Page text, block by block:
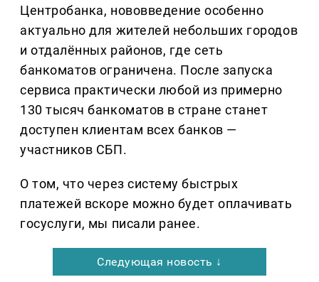
Центробанка, нововведение особенно
актуально для жителей небольших городов
и отдалённых районов, где сеть
банкоматов ограничена. После запуска
сервиса практически любой из примерно
130 тысяч банкоматов в стране станет
доступен клиентам всех банков —
участников СБП.
О том, что через систему быстрых
платежей вскоре можно будет оплачивать
госуслуги, мы писали ранее.
Следующая новость ↓